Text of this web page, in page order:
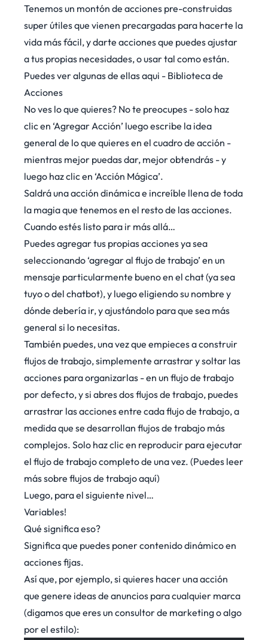
Tenemos un montón de acciones pre-construidas
super útiles que vienen precargadas para hacerte la
vida más fácil, y darte acciones que puedes ajustar
a tus propias necesidades, o usar tal como están.
Puedes ver algunas de ellas aqui - Biblioteca de
Acciones
No ves lo que quieres? No te preocupes - solo haz
clic en ‘Agregar Acción’ luego escribe la idea
general de lo que quieres en el cuadro de acción -
mientras mejor puedas dar, mejor obtendrás - y
luego haz clic en ‘Acción Mágica’.
Saldrá una acción dinámica e increíble llena de toda
la magia que tenemos en el resto de las acciones.
Cuando estés listo para ir más allá…
Puedes agregar tus propias acciones ya sea
seleccionando ‘agregar al flujo de trabajo’ en un
mensaje particularmente bueno en el chat (ya sea
tuyo o del chatbot), y luego eligiendo su nombre y
dónde debería ir, y ajustándolo para que sea más
general si lo necesitas.
También puedes, una vez que empieces a construir
flujos de trabajo, simplemente arrastrar y soltar las
acciones para organizarlas - en un flujo de trabajo
por defecto, y si abres dos flujos de trabajo, puedes
arrastrar las acciones entre cada flujo de trabajo, a
medida que se desarrollan flujos de trabajo más
complejos. Solo haz clic en reproducir para ejecutar
el flujo de trabajo completo de una vez. (Puedes leer
más sobre flujos de trabajoaquí)
Luego, para el siguiente nivel…
Variables!
Qué significa eso?
Significa que puedes poner contenido dinámico en
acciones fijas.
Así que, por ejemplo, si quieres hacer una acción
que genere ideas de anuncios para cualquier marca
(digamos que eres un consultor de marketing o algo
por el estilo):